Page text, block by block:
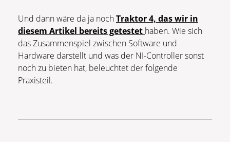
Und dann wäre da ja nochTraktor 4, das wir in
diesem Artikel bereits getestet haben. Wie sich
das Zusammenspiel zwischen Software und
Hardware darstellt und was der NI-Controller sonst
noch zu bieten hat, beleuchtet der folgende
Praxisteil.